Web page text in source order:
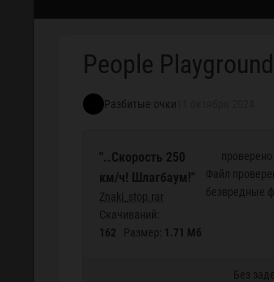
People
Разбитые очки
"..Скорость 250
км/ч! Шлагбаум!"
Znaki_stop.rar
Скачиваний:
162 Размер: 1.71 Мб
проверено
Файл
безвредные
Без